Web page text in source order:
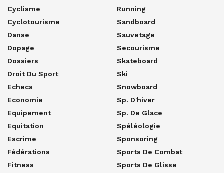
Cyclisme
Cyclotourisme
Danse
Dopage
Dossiers
Droit Du Sport
Echecs
Economie
Equipement
Equitation
Escrime
Fédérations
Fitness
Running
Sandboard
Sauvetage
Secourisme
Skateboard
Ski
Snowboard
Sp. D'hiver
Sp. De Glace
Spéléologie
Sponsoring
Sports De Combat
Sports De Glisse